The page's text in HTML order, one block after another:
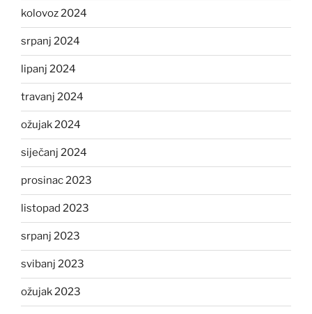
kolovoz 2024
srpanj 2024
lipanj 2024
travanj 2024
ožujak 2024
siječanj 2024
prosinac 2023
listopad 2023
srpanj 2023
svibanj 2023
ožujak 2023